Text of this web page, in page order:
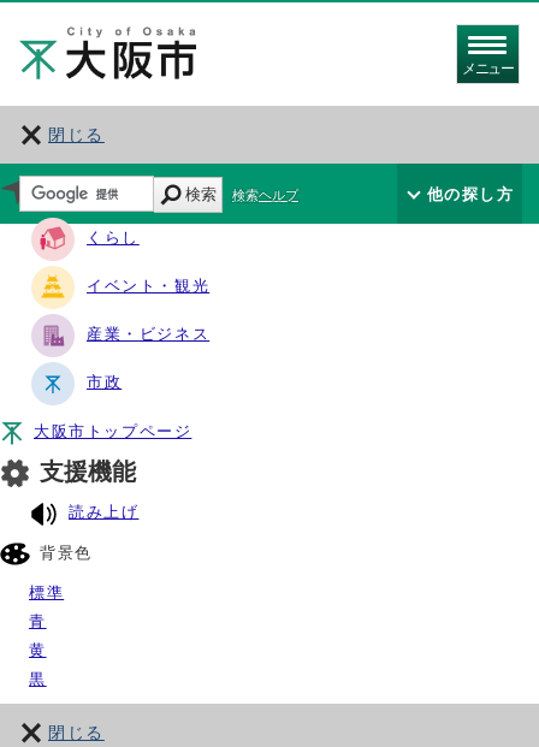
メニュー
閉じる
サイト・ナビ
くらし
イベント・観光
産業・ビジネス
市政
大阪市トップページ
支援機能
読み上げ
背景色
標準
青
黄
黒
閉じる
検索 検索ヘルプ 他の探し方